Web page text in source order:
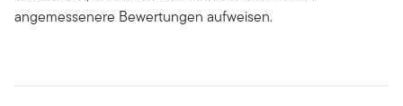
angemessenere Bewertungen aufweisen.